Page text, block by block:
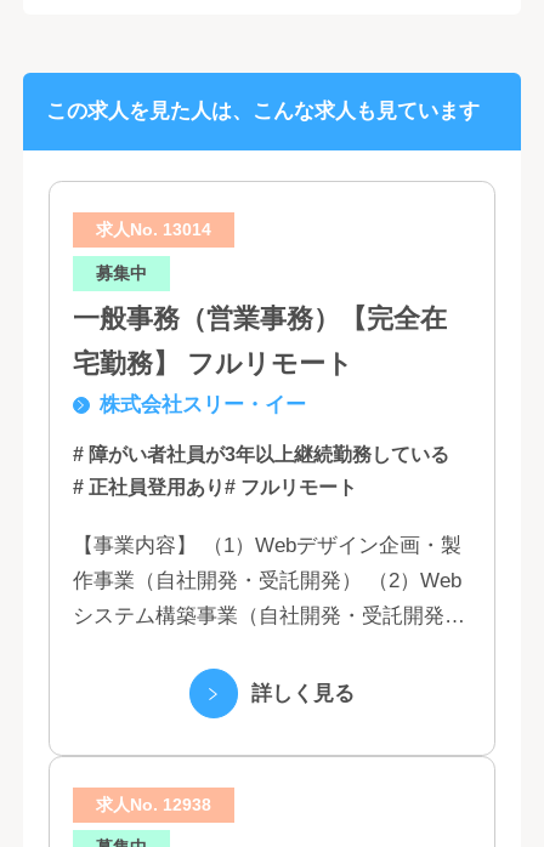
この求人を見た人は、こんな求人も見ています
求人No. 13014
募集中
一般事務（営業事務）【完全在
宅勤務】 フルリモート
株式会社スリー・イー
# 障がい者社員が3年以上継続勤務している
# 正社員登用あり# フルリモート
【事業内容】 （1）Webデザイン企画・製
作事業（自社開発・受託開発） （2）Web
システム構築事業（自社開発・受託開発）
（5）営業代行業務 （6...詳しく見る
求人No. 12938